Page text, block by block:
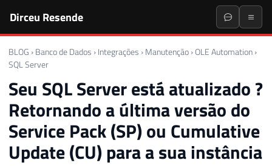
Dirceu Resende
BLOG › Banco de Dados › Integrações › Manutenção › OLE Automation ›
SQL Server
Seu SQL Server está atualizado ?
Retornando a última versão do
Service Pack (SP) ou Cumulative
Update (CU) para a sua instância